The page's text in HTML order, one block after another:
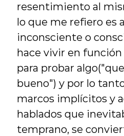
resentimiento al
lo que me refiero es
inconsciente o
hace vivir en función
para probar
bueno") y por lo
marcos implícitos y
hablados que
temprano, se